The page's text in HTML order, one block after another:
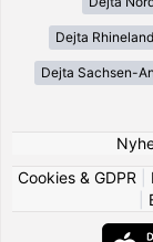
Dejta
Dejta Sachsen-
Cookies & GDPR